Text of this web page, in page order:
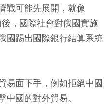
戰可能先展開，就像
，國際社會對俄國實施
國踢出國際銀行結算系統
易面下手，例如拒絕中國
中國的對外貿易。